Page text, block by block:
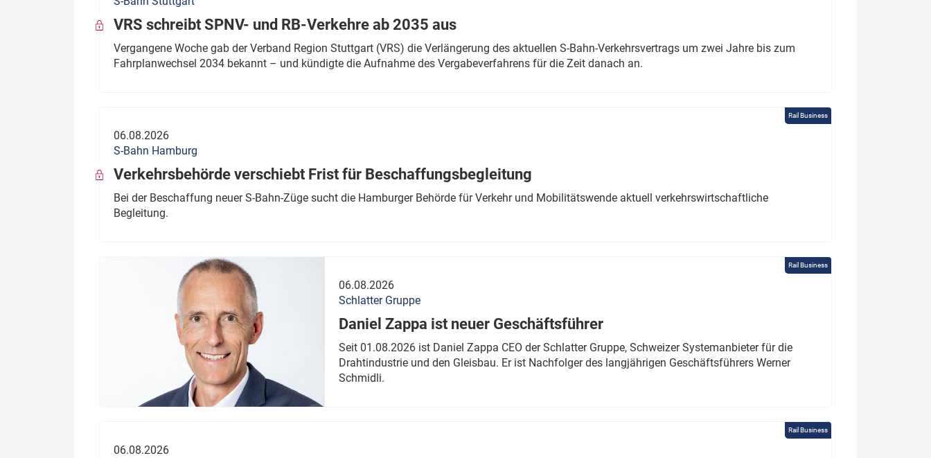
VRS schreibt SPNV- und RB-Verkehre ab 2035 aus
Vergangene Woche gab der Verband Region Stuttgart (VRS) die Verlängerung des aktuellen S-Bahn-Verkehrsvertrags um zwei Jahre bis zum
Fahrplanwechsel 2034 bekannt – und kündigte die Aufnahme des Vergabeverfahrens für die Zeit danach an.
Rail Business
06.08.2026
S-Bahn Hamburg
Verkehrsbehörde verschiebt Frist für Beschaffungsbegleitung
Bei der Beschaffung neuer S-Bahn-Züge sucht die Hamburger Behörde für Verkehr und Mobilitätswende aktuell verkehrswirtschaftliche
Begleitung.
Rail Business
06.08.2026
Schlatter Gruppe
Daniel Zappa ist neuer Geschäftsführer
Seit 01.08.2026 ist Daniel Zappa CEO der Schlatter Gruppe, Schweizer Systemanbieter für die
Drahtindustrie und den Gleisbau. Er ist Nachfolger des langjährigen Geschäftsführers Werner
Schmidli.
Rail Business
06.08.2026